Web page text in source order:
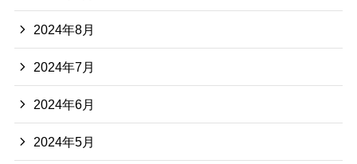
2024年8月
2024年7月
2024年6月
2024年5月